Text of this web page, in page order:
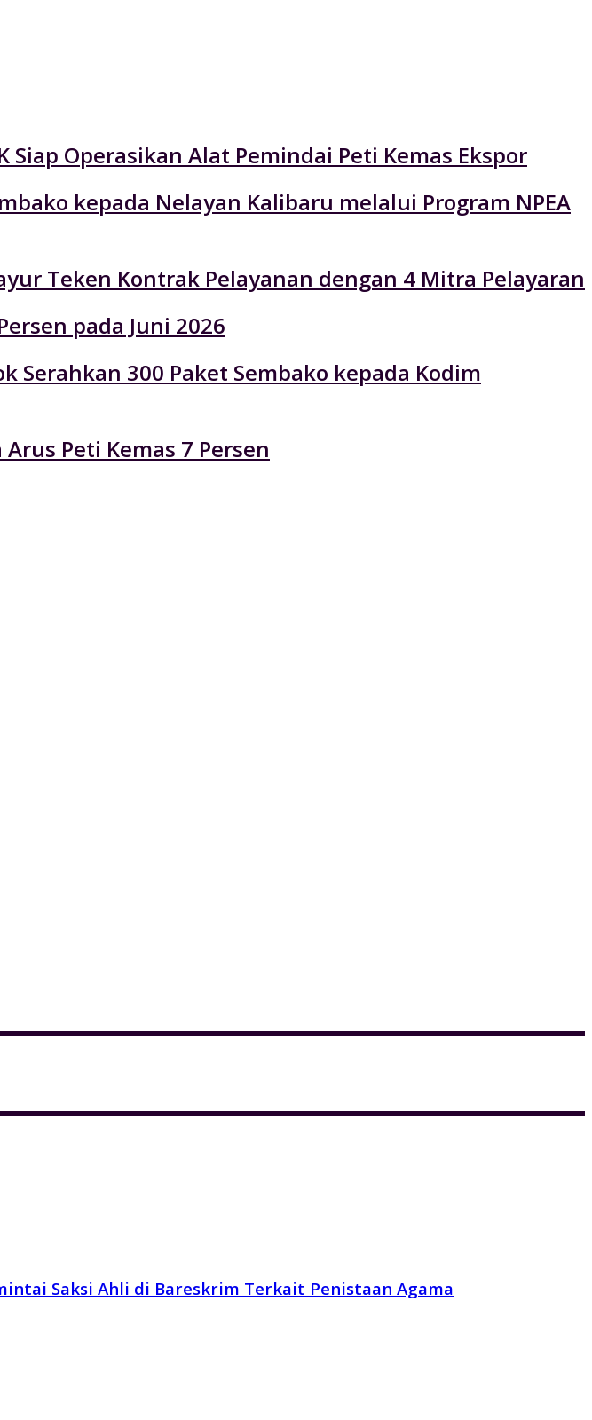
Operasikan Alat Pemindai Peti Kemas Ekspor
kepada Nelayan Kalibaru melalui Program NPEA
Teken Kontrak Pelayanan dengan 4 Mitra Pelayaran
pada Juni 2026
Serahkan 300 Paket Sembako kepada Kodim
Peti Kemas 7 Persen
Saksi Ahli di Bareskrim Terkait Penistaan Agama